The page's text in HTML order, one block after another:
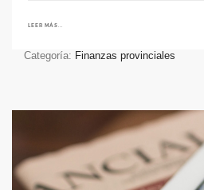
LEER MÁS...
Categoría: Finanzas provinciales